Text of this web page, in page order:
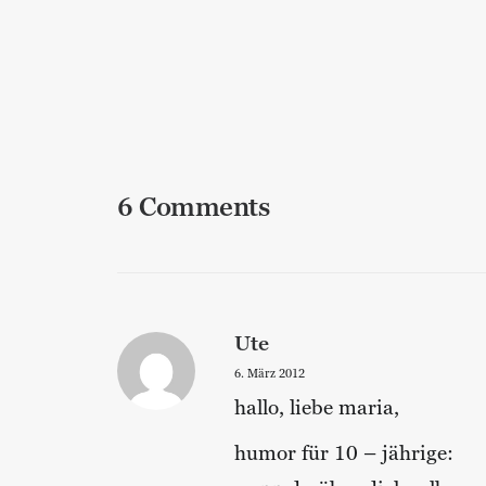
6 Comments
Ute
6. März 2012
hallo, liebe maria,
humor für 10 – jährige: